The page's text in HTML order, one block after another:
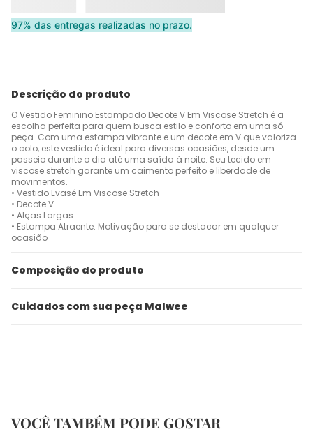
97% das entregas realizadas no prazo.
Descrição do produto
O Vestido Feminino Estampado Decote V Em Viscose Stretch é a
escolha perfeita para quem busca estilo e conforto em uma só
peça. Com uma estampa vibrante e um decote em V que valoriza
o colo, este vestido é ideal para diversas ocasiões, desde um
passeio durante o dia até uma saída à noite. Seu tecido em
viscose stretch garante um caimento perfeito e liberdade de
movimentos.
• Vestido Evasê Em Viscose Stretch
• Decote V
• Alças Largas
• Estampa Atraente: Motivação para se destacar em qualquer
ocasião
Composição do produto
Cuidados com sua peça Malwee
VOCÊ TAMBÉM PODE GOSTAR